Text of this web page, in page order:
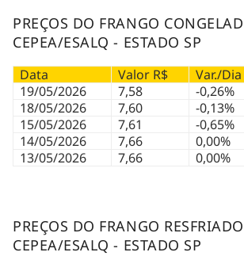
PREÇOS DO FRANGO
CEPEA/ESALQ - ESTADO SP
Data Valor R$ Var./Dia
19/05/2026
7,58 -0,26%
18/05/2026
7,60 -0,13%
15/05/2026
7,61 -0,65%
14/05/2026
7,66 0,00%
13/05/2026
7,66 0,00%
PREÇOS DO FRANGO RESFRIADO
CEPEA/ESALQ - ESTADO SP